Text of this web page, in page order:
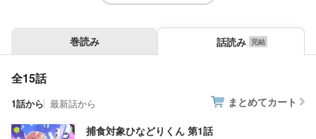
巻読み 話読み
全15話
1話から 最新話から まとめてカート
捕食対象ひなどりくん 第1話